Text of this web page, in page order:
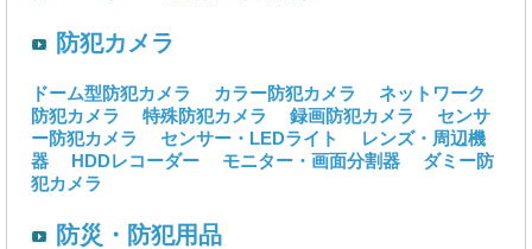
防犯カメラ
ドーム型防犯カメラ カラー防犯カメラ
ネットワーク
防犯カメラ
特殊防犯カメラ 録画防犯カメラ
センサ
ー防犯カメラ
センサー・LEDライト
レンズ・周辺機
器
HDDレコーダー モニター・画面分割器
ダミー防
犯カメラ
防災・防犯用品